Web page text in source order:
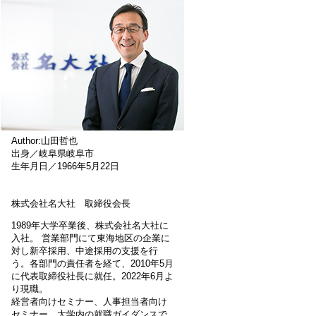
Author:山田哲也
出身／岐阜県岐阜市
生年月日／1966年5月22日
株式会社名大社 取締役会長
1989年大学卒業後、株式会社名大社に
入社。 営業部門にて東海地区の企業に
対し新卒採用、中途採用の支援を行
う。各部門の責任者を経て、2010年5月
に代表取締役社長に就任。2022年6月よ
り現職。
経営者向けセミナー、人事担当者向け